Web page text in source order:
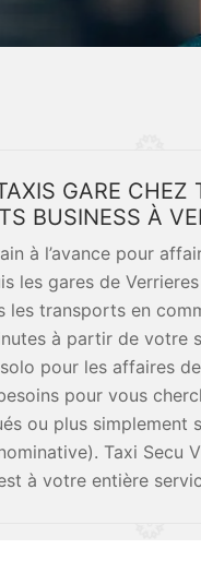
GARE
BUSINESS À
à l’avance pour
les gares de
transports en
à partir de votre
pour les affaires
pour vous
ou plus simplement
Taxi Secu
à votre entière